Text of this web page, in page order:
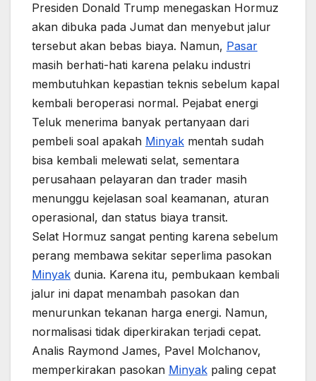
Presiden Donald Trump menegaskan Hormuz
akan dibuka pada Jumat dan menyebut jalur
tersebut akan bebas biaya. Namun, Pasar
masih berhati-hati karena pelaku industri
membutuhkan kepastian teknis sebelum kapal
kembali beroperasi normal. Pejabat energi
Teluk menerima banyak pertanyaan dari
pembeli soal apakah Minyak mentah sudah
bisa kembali melewati selat, sementara
perusahaan pelayaran dan trader masih
menunggu kejelasan soal keamanan, aturan
operasional, dan status biaya transit.
Selat Hormuz sangat penting karena sebelum
perang membawa sekitar seperlima pasokan
Minyak dunia. Karena itu, pembukaan kembali
jalur ini dapat menambah pasokan dan
menurunkan tekanan harga energi. Namun,
normalisasi tidak diperkirakan terjadi cepat.
Analis Raymond James, Pavel Molchanov,
memperkirakan pasokan Minyak paling cepat